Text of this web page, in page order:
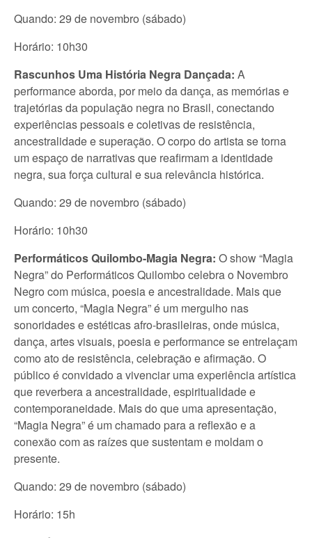
Quando: 29 de novembro (sábado)
Horário: 10h30
Rascunhos Uma História Negra Dançada: A
performance aborda, por meio da dança, as memórias e
trajetórias da população negra no Brasil, conectando
experiências pessoais e coletivas de resistência,
ancestralidade e superação. O corpo do artista se torna
um espaço de narrativas que reafirmam a identidade
negra, sua força cultural e sua relevância histórica.
Quando: 29 de novembro (sábado)
Horário: 10h30
Performáticos Quilombo-Magia Negra: O show “Magia
Negra” do Performáticos Quilombo celebra o Novembro
Negro com música, poesia e ancestralidade. Mais que
um concerto, “Magia Negra” é um mergulho nas
sonoridades e estéticas afro-brasileiras, onde música,
dança, artes visuais, poesia e performance se entrelaçam
como ato de resistência, celebração e afirmação. O
público é convidado a vivenciar uma experiência artística
que reverbera a ancestralidade, espiritualidade e
contemporaneidade. Mais do que uma apresentação,
“Magia Negra” é um chamado para a reflexão e a
conexão com as raízes que sustentam e moldam o
presente.
Quando: 29 de novembro (sábado)
Horário: 15h